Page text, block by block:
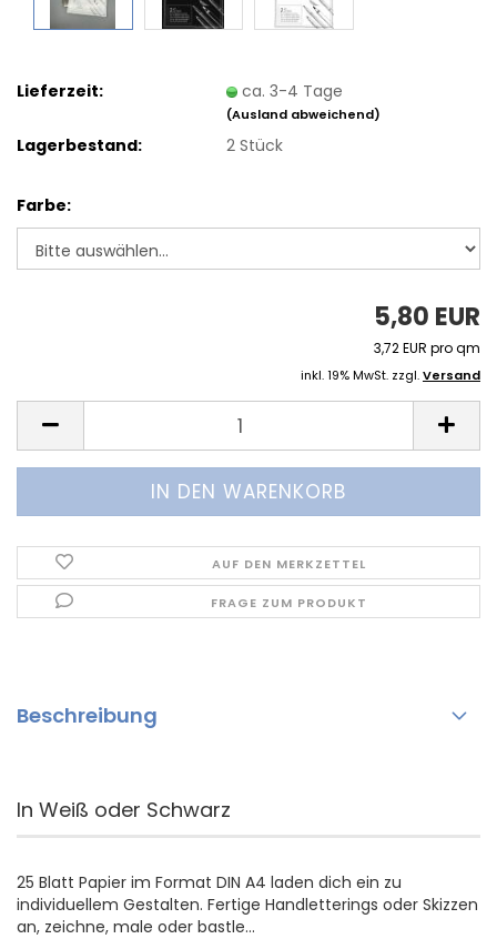
Lieferzeit: ca. 3-4 Tage
(Ausland abweichend)
Lagerbestand: 2Stück
Farbe:
5,80 EUR
3,72 EUR pro qm
inkl. 19% MwSt. zzgl.Versand
AUF DEN MERKZETTEL
FRAGE ZUM PRODUKT
Beschreibung
In Weiß oder Schwarz
25 Blatt Papier im Format DIN A4 laden dich ein zu
individuellem Gestalten. Fertige Handletterings oder Skizzen
an, zeichne, male oder bastle...